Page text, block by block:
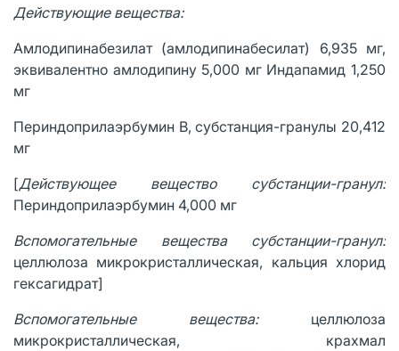
Действующие вещества:
Амлодипинабезилат (амлодипинабесилат) 6,935 мг,
эквивалентно амлодипину 5,000 мг Индапамид 1,250
мг
Периндоприлаэрбумин В, субстанция-гранулы 20,412
мг
[Действующее вещество субстанции-гранул:
Периндоприлаэрбумин 4,000 мг
Вспомогательные вещества субстанции-гранул:
целлюлоза микрокристаллическая, кальция хлорид
гексагидрат]
Вспомогательные вещества: целлюлоза
микрокристаллическая, крахмал